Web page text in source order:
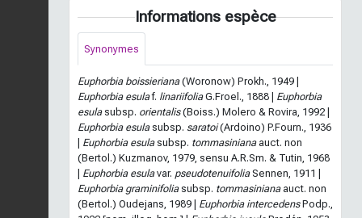
Informations espèce
Synonymes
Euphorbia boissieriana(Woronow) Prokh., 1949 |
Euphorbia esulaf. linariifoliaG.Froel., 1888 | Euphorbia
esula subsp. orientalis(Boiss.) Molero & Rovira, 1992 |
Euphorbia esula subsp. saratoi(Ardoino) P.Fourn., 1936
| Euphorbia esula subsp. tommasinianaauct. non
(Bertol.) Kuzmanov, 1979, sensu A.R.Sm. & Tutin, 1968
| Euphorbia esulavar. pseudotenuifoliaSennen, 1911 |
Euphorbia graminifolia subsp. tommasinianaauct. non
(Bertol.) Oudejans, 1989 | Euphorbia intercedensPodp.,